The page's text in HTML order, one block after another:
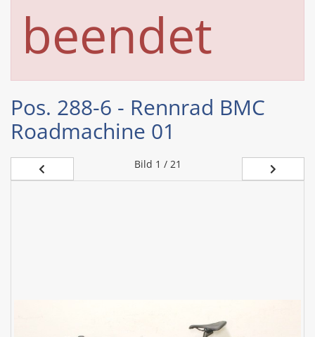
beendet
Pos. 288-6 - Rennrad BMC
Roadmachine 01
Bild 1 / 21